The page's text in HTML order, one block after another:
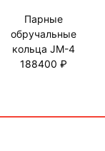
Парные
обручальные
кольца JM-4
188400 ₽